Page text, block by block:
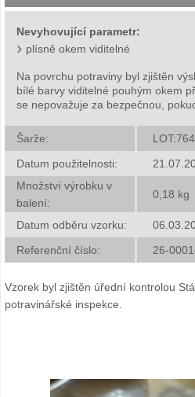
Nevyhovující parametr:
plísně okem viditelné
Na povrchu potraviny byl zjištěn
bílé barvy viditelné pouhým okem
se nepovažuje za bezpečnou,
Šarže:
Datum použitelnosti:
Množství výrobku v
balení:
0,18 kg
Datum odběru vzorku:
Referenční číslo:
26-
Vzorek byl zjištěn úřední kontrolou
potravinářské inspekce.